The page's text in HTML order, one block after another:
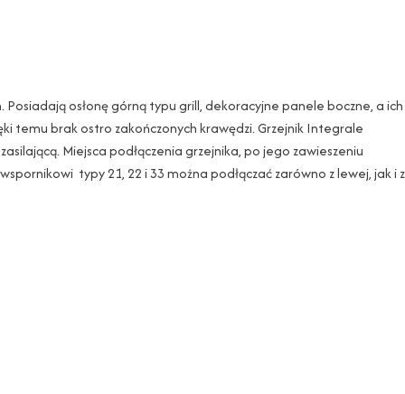
osłonę górną typu grill, dekoracyjne panele boczne, a ich
temu brak ostro zakończonych krawędzi. Grzejnik Integrale
Miejsca podłączenia grzejnika, po jego zawieszeniu
typy 21, 22 i 33 można podłączać zarówno z lewej, jak i z